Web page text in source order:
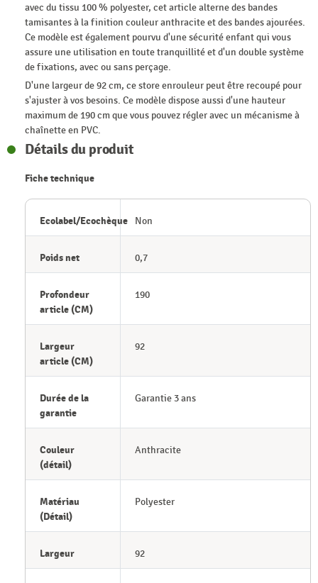
avec du tissu 100 % polyester, cet article alterne des bandes
tamisantes à la finition couleur anthracite et des bandes ajourées.
Ce modèle est également pourvu d'une sécurité enfant qui vous
assure une utilisation en toute tranquillité et d'un double système
de fixations, avec ou sans perçage.
D'une largeur de 92 cm, ce store enrouleur peut être recoupé pour
s'ajuster à vos besoins. Ce modèle dispose aussi d'une hauteur
maximum de 190 cm que vous pouvez régler avec un mécanisme à
chaînette en PVC.
Détails du produit
Fiche technique
Ecolabel/Ecochèque Non
Poids net 0,7
Profondeur
article (CM)
190
Largeur
article (CM)
92
Durée de la
garantie
Garantie 3 ans
Couleur
(détail)
Anthracite
Matériau
(Détail)
Polyester
Largeur 92